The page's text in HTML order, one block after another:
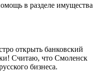
в разделе имущества
открыть банковский
Считаю, что Смоленск
бизнеса.